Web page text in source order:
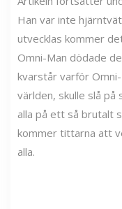
Han var inte
utvecklas kommer
Omni-Man dödade
kvarstår varför
världen, skulle slå på
alla på ett så brutalt
kommer tittarna att
alla.